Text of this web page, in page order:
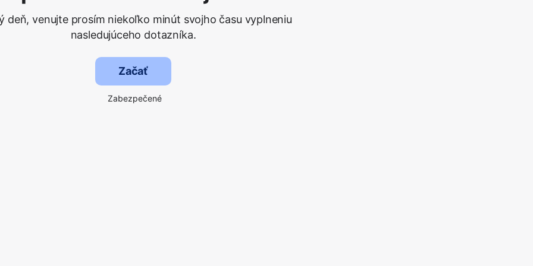
deň, venujte prosím niekoľko minút svojho času vyplneniu
nasledujúceho dotazníka.
Začať
Zabezpečené